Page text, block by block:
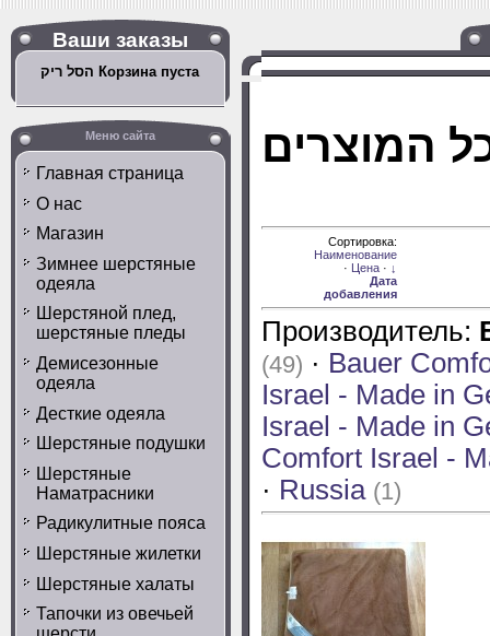
Ваши заказы
הסל ריק Корзина пуста
Меню сайта
Главная страница
О нас
Магазин
Зимнее шерстяные
одеяла
Шерстяной плед,
шерстяные пледы
Демисезонные
одеяла
Десткие одеяла
Шерстяные подушки
Шерстяные
Наматрасники
Радикулитные пояса
Шерстяные жилетки
Шерстяные халаты
Тапочки из овечьей
Сортировка:
Наименование
·
Цена · ↓
Дата
добавления
Производитель:
(49) · Bauer
Israel - Made in
Israel - Made in
Comfort Israel -
· Russia (1)